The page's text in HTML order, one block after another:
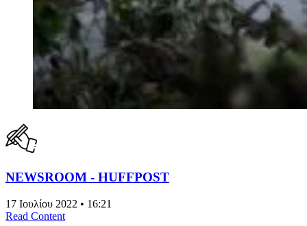
NEWSROOM - HUFFPOST
17 Ιουλίου 2022 • 16:21
Read Content